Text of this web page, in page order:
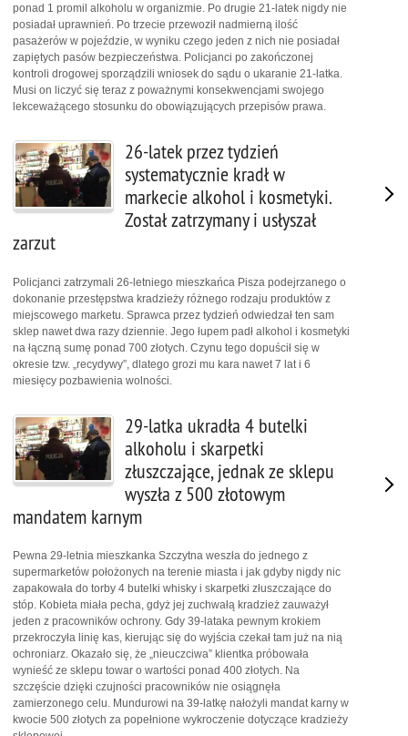
ponad 1 promil alkoholu w organizmie. Po drugie 21-latek nigdy nie
posiadał uprawnień. Po trzecie przewoził nadmierną ilość
pasażerów w pojeździe, w wyniku czego jeden z nich nie posiadał
zapiętych pasów bezpieczeństwa. Policjanci po zakończonej
kontroli drogowej sporządzili wniosek do sądu o ukaranie 21-latka.
Musi on liczyć się teraz z poważnymi konsekwencjami swojego
lekceważącego stosunku do obowiązujących przepisów prawa.
26-latek przez tydzień
systematycznie kradł w
markecie alkohol i kosmetyki.
Został zatrzymany i usłyszał
zarzut
Policjanci zatrzymali 26-letniego mieszkańca Pisza podejrzanego o
dokonanie przestępstwa kradzieży różnego rodzaju produktów z
miejscowego marketu. Sprawca przez tydzień odwiedzał ten sam
sklep nawet dwa razy dziennie. Jego łupem padł alkohol i kosmetyki
na łączną sumę ponad 700 złotych. Czynu tego dopuścił się w
okresie tzw. „recydywy”, dlatego grozi mu kara nawet 7 lat i 6
miesięcy pozbawienia wolności.
29-latka ukradła 4 butelki
alkoholu i skarpetki
złuszczające, jednak ze sklepu
wyszła z 500 złotowym
mandatem karnym
Pewna 29-letnia mieszkanka Szczytna weszła do jednego z
supermarketów położonych na terenie miasta i jak gdyby nigdy nic
zapakowała do torby 4 butelki whisky i skarpetki złuszczające do
stóp. Kobieta miała pecha, gdyż jej zuchwałą kradzież zauważył
jeden z pracowników ochrony. Gdy 39-lataka pewnym krokiem
przekroczyła linię kas, kierując się do wyjścia czekał tam już na nią
ochroniarz. Okazało się, że „nieuczciwa” klientka próbowała
wynieść ze sklepu towar o wartości ponad 400 złotych. Na
szczęście dzięki czujności pracowników nie osiągnęła
zamierzonego celu. Mundurowi na 39-latkę nałożyli mandat karny w
kwocie 500 złotych za popełnione wykroczenie dotyczące kradzieży